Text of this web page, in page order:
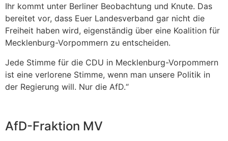
Ihr kommt unter Berliner Beobachtung und Knute. Das
bereitet vor, dass Euer Landesverband gar nicht die
Freiheit haben wird, eigenständig über eine Koalition für
Mecklenburg-Vorpommern zu entscheiden.
Jede Stimme für die CDU in Mecklenburg-Vorpommern
ist eine verlorene Stimme, wenn man unsere Politik in
der Regierung will. Nur die AfD.“
AfD-Fraktion MV